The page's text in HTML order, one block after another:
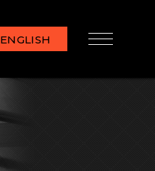
ENGLISH